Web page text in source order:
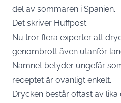
del av sommaren i Spanien.
Det skriver Huffpost.
Nu tror flera experter att
genombrott även utanför
Namnet betyder ungefär
receptet är ovanligt enkelt.
Drycken består oftast av